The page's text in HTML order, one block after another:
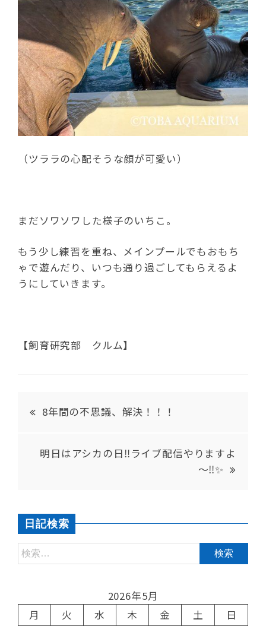
（ツララの心配そうな顔が可愛い）
まだソワソワした様子のいちこ。
もう少し練習を重ね、メインプールでもおもち
ゃで遊んだり、いつも通り過ごしてもらえるよ
うにしていきます。
【飼育研究部 クルム】
8年間の不思議、解決！！！
明日はアシカの日‼ライブ配信やりますよ
～‼✨
日記検索
2026年5月
月
火 水 木 金 土
日